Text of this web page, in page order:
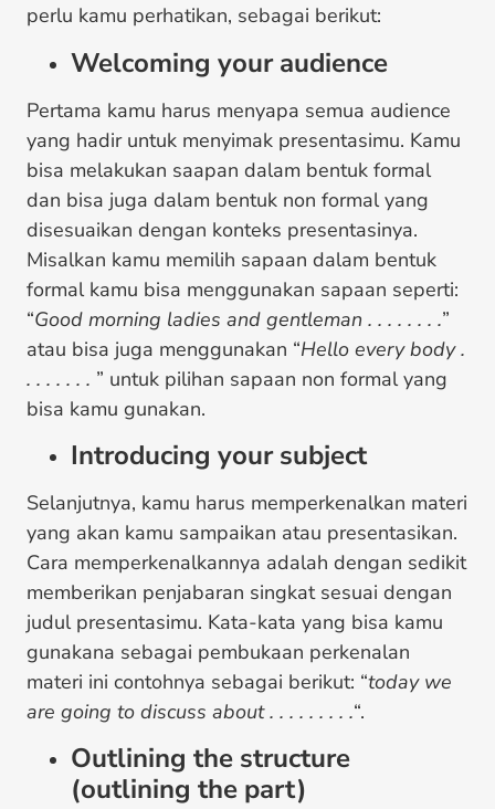
perlu kamu perhatikan, sebagai berikut:
Welcoming your audience
Pertama kamu harus menyapa semua audience
yang hadir untuk menyimak presentasimu. Kamu
bisa melakukan saapan dalam bentuk formal
dan bisa juga dalam bentuk non formal yang
disesuaikan dengan konteks presentasinya.
Misalkan kamu memilih sapaan dalam bentuk
formal kamu bisa menggunakan sapaan seperti:
“Good morning ladies and gentleman . . . . . . . .”
atau bisa juga menggunakan “Hello every body .
. . . . . . . ” untuk pilihan sapaan non formal yang
bisa kamu gunakan.
Introducing your subject
Selanjutnya, kamu harus memperkenalkan materi
yang akan kamu sampaikan atau presentasikan.
Cara memperkenalkannya adalah dengan sedikit
memberikan penjabaran singkat sesuai dengan
judul presentasimu. Kata-kata yang bisa kamu
gunakana sebagai pembukaan perkenalan
materi ini contohnya sebagai berikut: “today we
are going to discuss about . . . . . . . . .“.
Outlining the structure
(outlining the part)